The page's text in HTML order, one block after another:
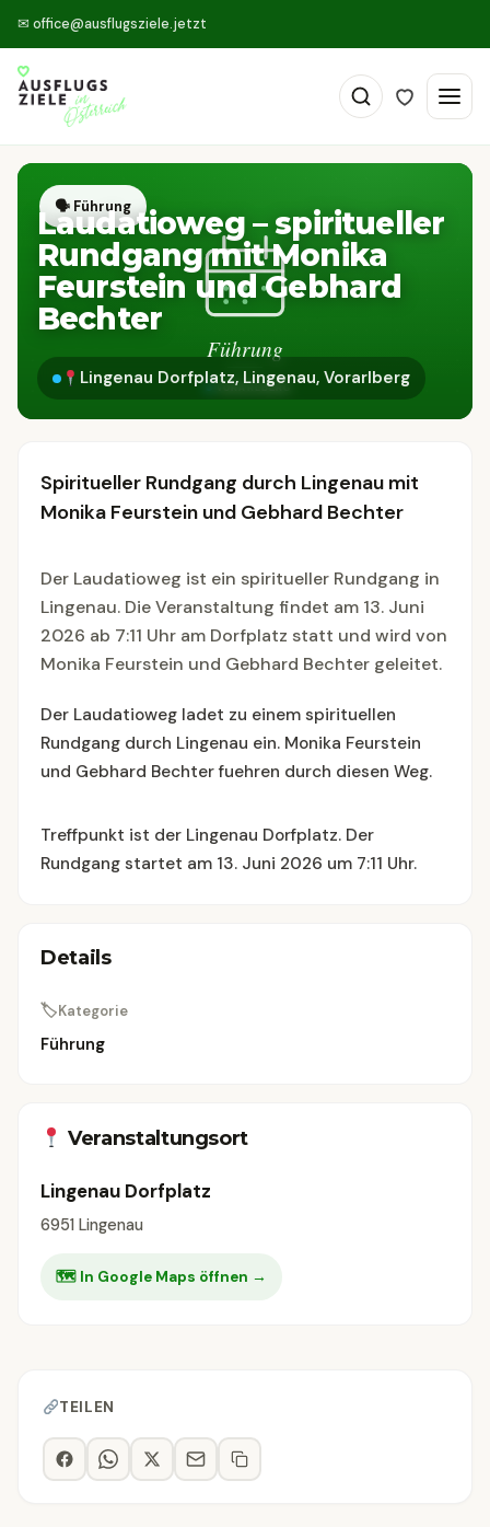
✉ office@ausflugsziele.jetzt
🗣 Führung
Laudatioweg – spiritueller
Rundgang mit Monika
Feurstein und Gebhard
Bechter
Lingenau Dorfplatz, Lingenau, Vorarlberg
Spiritueller Rundgang durch Lingenau mit
Monika Feurstein und Gebhard Bechter
Der Laudatioweg ist ein spiritueller Rundgang in
Lingenau. Die Veranstaltung findet am 13. Juni
2026 ab 7:11 Uhr am Dorfplatz statt und wird von
Monika Feurstein und Gebhard Bechter geleitet.
Der Laudatioweg ladet zu einem spirituellen
Rundgang durch Lingenau ein. Monika Feurstein
und Gebhard Bechter fuehren durch diesen Weg.
Treffpunkt ist der Lingenau Dorfplatz. Der
Rundgang startet am 13. Juni 2026 um 7:11 Uhr.
Details
🏷Kategorie
Führung
Veranstaltungsort
Lingenau Dorfplatz
6951 Lingenau
🗺 In Google Maps öffnen →
TEILEN